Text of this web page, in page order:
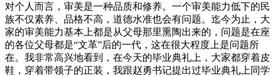
对个人而言，审美是一种品质和修养。一个审美能力低下的民
族不仅素养、品格不高，道德水准也会有问题。迄今为止，大
家的审美能力基本上都是从父母那里熏陶出来的，问题是在座
的各位父母都是“文革”后的一代，这在很大程度上是问题所
在。我非常高兴地看到，在今天的毕业典礼上，大家都穿着皮
鞋，穿着带领子的正装，我跟赵勇书记提出过毕业典礼上同学